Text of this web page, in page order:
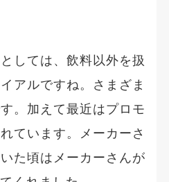
しては、飲料以外を扱
アルですね。さまざま
。加えて最近はプロモ
ています。メーカーさ
た頃はメーカーさんが